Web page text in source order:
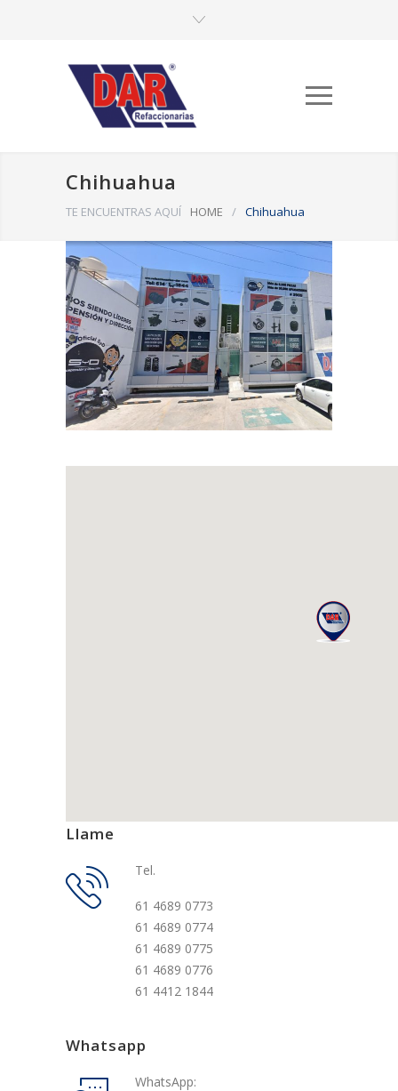
Chihuahua
TE ENCUENTRAS AQUÍ HOME / Chihuahua
Llame
Tel.
61 4689 0773
61 4689 0774
61 4689 0775
61 4689 0776
61 4412 1844
Whatsapp
WhatsApp: